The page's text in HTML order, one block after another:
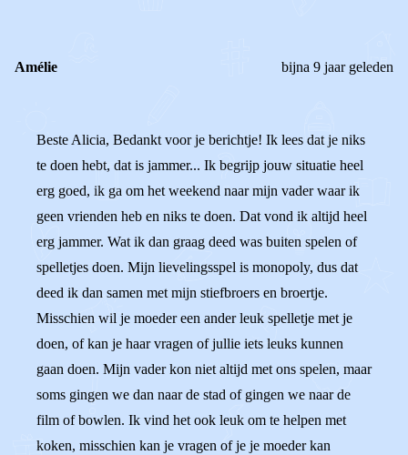
Amélie bijna 9 jaar geleden
Beste Alicia, Bedankt voor je berichtje! Ik lees dat je niks
te doen hebt, dat is jammer... Ik begrijp jouw situatie heel
erg goed, ik ga om het weekend naar mijn vader waar ik
geen vrienden heb en niks te doen. Dat vond ik altijd heel
erg jammer. Wat ik dan graag deed was buiten spelen of
spelletjes doen. Mijn lievelingsspel is monopoly, dus dat
deed ik dan samen met mijn stiefbroers en broertje.
Misschien wil je moeder een ander leuk spelletje met je
doen, of kan je haar vragen of jullie iets leuks kunnen
gaan doen. Mijn vader kon niet altijd met ons spelen, maar
soms gingen we dan naar de stad of gingen we naar de
film of bowlen. Ik vind het ook leuk om te helpen met
koken, misschien kan je vragen of je je moeder kan